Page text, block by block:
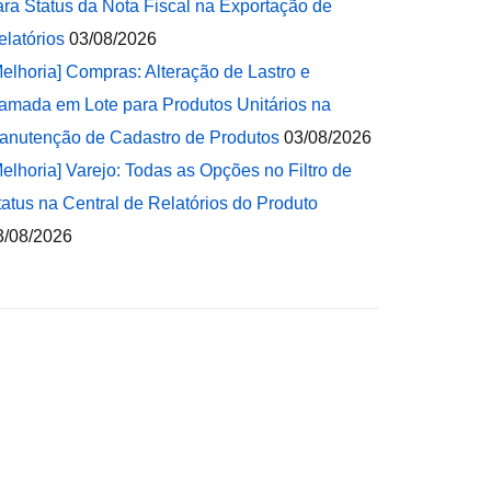
Status da Nota Fiscal na Exportação de
03/08/2026
Compras: Alteração de Lastro e
em Lote para Produtos Unitários na
de Cadastro de Produtos 03/08/2026
Varejo: Todas as Opções no Filtro de
na Central de Relatórios do Produto
08/2026